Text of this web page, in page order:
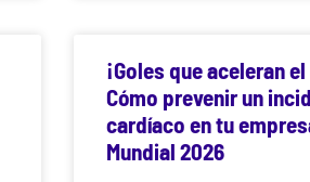
¡Goles que aceleran
Cómo prevenir un
cardíaco en tu
Mundial 2026